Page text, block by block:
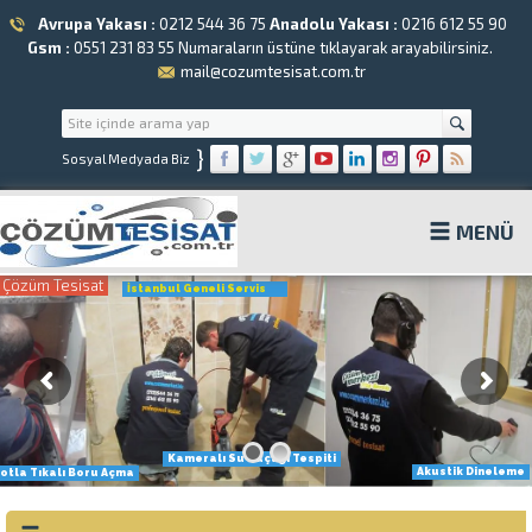
Avrupa Yakası : 0212 544 36 75 Anadolu Yakası : 0216 612 55 90
Gsm : 0551 231 83 55 Numaraların üstüne tıklayarak arayabilirsiniz.
mail@cozumtesisat.com.tr
Sosyal Medyada Biz }
MENÜ
Çözüm Tesisat
Kameralı Su Kaçağı Tespiti
Tıkalı Boru Açma
Akustik Dineleme
İstanbul Geneli Servis